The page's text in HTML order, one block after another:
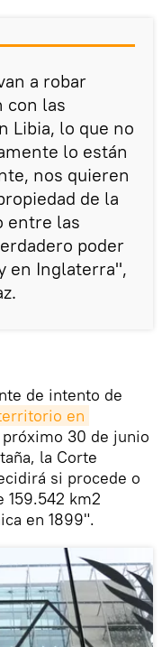
a robar
con las
Libia, lo que no
lo están
nos quieren
de la
entre las
poder
en Inglaterra",
de intento de
en
próximo 30 de junio
la Corte
si procede o
159.542 km2
en 1899".